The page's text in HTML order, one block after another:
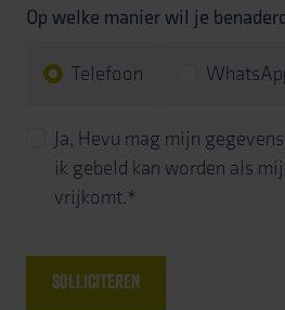
Op welke manier wil je
Telefoon
Ja, Hevu mag mijn
ik gebeld kan worden als
vrijkomt.*